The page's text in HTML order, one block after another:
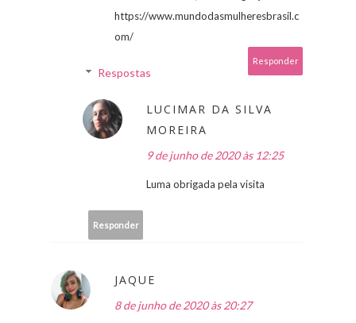
https://www.mundodasmulheresbrasil.c
om/
Responder
Respostas
LUCIMAR DA SILVA
MOREIRA
9 de junho de 2020 às 12:25
Luma obrigada pela visita
Responder
JAQUE
8 de junho de 2020 às 20:27